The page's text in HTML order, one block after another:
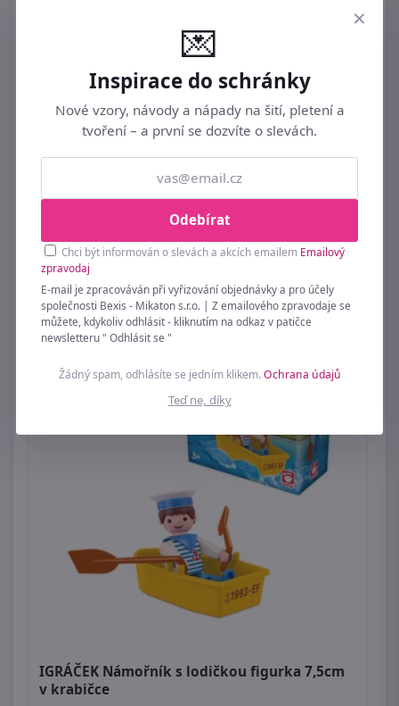
Igráček s pohádkou Vodnická pohádka – Víla
Rusalka
99 Kč
IGRÁČEK Námořník s lodičkou figurka 7,5cm
v krabičce
×
💌
Inspirace do schránky
Nové vzory, návody a nápady na šití, pletení a
tvoření – a první se dozvíte o slevách.
Odebírat
Chci být informován o slevách a akcích emailem Emailový
zpravodaj
E-mail je zpracováván při vyřizování objednávky a pro účely
společnosti Bexis - Mikaton s.r.o. | Z emailového zpravodaje se
můžete, kdykoliv odhlásit - kliknutím na odkaz v patičce
newsletteru " Odhlásit se "
Žádný spam, odhlásíte se jedním klikem.Ochrana údajů
Teď ne, díky